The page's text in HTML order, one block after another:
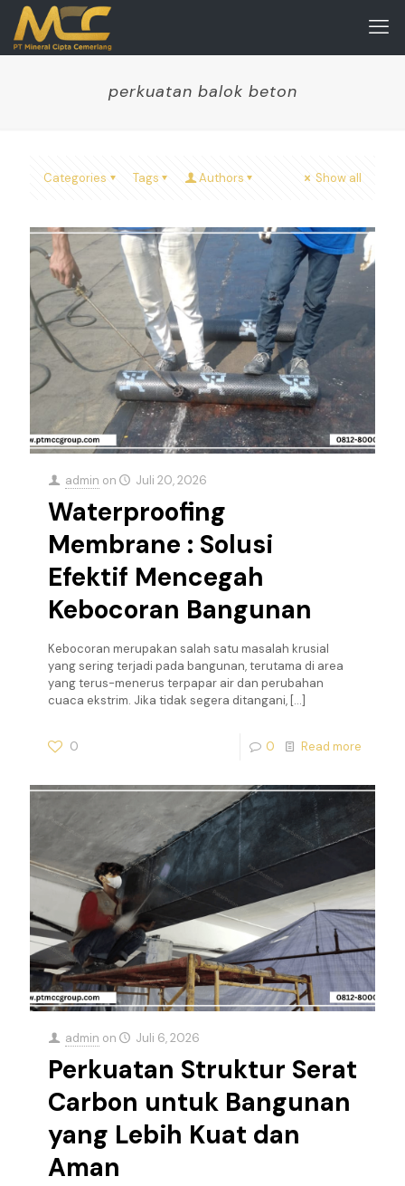
perkuatan balok beton
Categories Tags Authors Show all
admin on Juli 20, 2026
Waterproofing
Membrane : Solusi
Efektif Mencegah
Kebocoran Bangunan
Kebocoran merupakan salah satu masalah krusial
yang sering terjadi pada bangunan, terutama di area
yang terus-menerus terpapar air dan perubahan
cuaca ekstrim. Jika tidak segera ditangani, […]
0 0 Read more
admin on Juli 6, 2026
Perkuatan Struktur Serat
Carbon untuk Bangunan
yang Lebih Kuat dan
Aman